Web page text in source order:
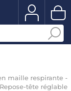
maille respirante -
tête réglable